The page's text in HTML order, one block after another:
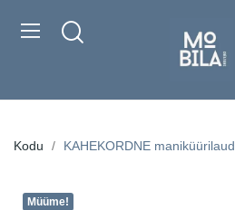
Kodu KAHEKORDNE
Müüme!